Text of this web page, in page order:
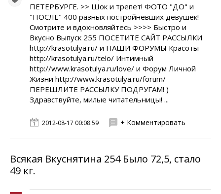
ПЕТЕРБУРГЕ. >> Шок и трепет! ФОТО "ДО" и
"ПОСЛЕ" 400 разных постройневших девушек!
Смотрите и вдохновляйтесь >>>> Быстро и
Вкусно Выпуск 255 ПОСЕТИТЕ САЙТ РАССЫЛКИ
http://krasotulya.ru/ и НАШИ ФОРУМЫ Красоты
http://krasotulya.ru/telo/ Интимный
http://www.krasotulya.ru/love/ и Форум Личной
Жизни http://www.krasotulya.ru/forum/
ПЕРЕШЛИТЕ РАССЫЛКУ ПОДРУГАМ! )
Здравствуйте, милые читательницы! ...
2012-08-17 00:08:59 + Комментировать
Всякая Вкуснятина 254 Было 72,5, стало
49 кг.